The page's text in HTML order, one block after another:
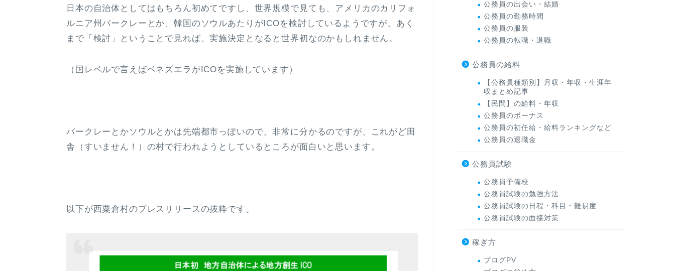
日本の自治体としてはもちろん初めてですし、世界規模で見ても、アメリカのカリフォ
ルニア州バークレーとか、韓国のソウルあたりがICOを検討しているようですが、あく
まで「検討」ということで見れば、実施決定となると世界初なのかもしれません。
（国レベルで言えばベネズエラがICOを実施しています）
バークレーとかソウルとかは先端都市っぽいので、非常に分かるのですが、これがど田
舎（すいません！）の村で行われようとしているところが面白いと思います。
以下が西粟倉村のプレスリリースの抜粋です。
公務員の出会い・結婚
公務員の勤務時間
公務員の服装
公務員の転職・退職
公務員の給料
【公務員種類別】月収・年収・生涯年
収まとめ記事
【民間】の給料・年収
公務員のボーナス
公務員の初任給・給料ランキングなど
公務員の退職金
公務員試験
公務員予備校
公務員試験の勉強方法
公務員試験の日程・科目・難易度
公務員試験の面接対策
稼ぎ方
ブログPV